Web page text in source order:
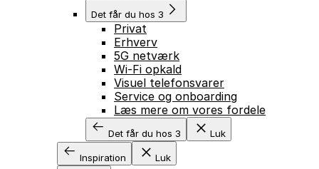
Det får du hos 3
Privat
Erhverv
5G netværk
Wi-Fi opkald
Visuel telefonsvarer
Service og onboarding
Læs mere om vores fordele
Det får du hos 3 Luk
Inspiration Luk